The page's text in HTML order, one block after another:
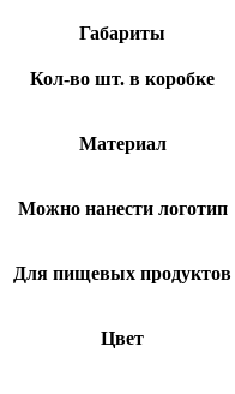
Габариты
Кол-во шт. в коробке
Материал
Можно нанести логотип
Для пищевых продуктов
Цвет